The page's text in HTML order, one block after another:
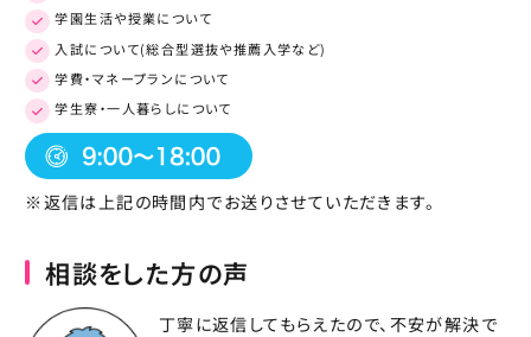
学園生活や授業について
入試について(総合型選抜や推薦入学など)
学費・マネープランについて
学生寮・一人暮らしについて
※返信は上記の時間内でお送りさせていただきます。
相談をした方の声
丁寧に返信してもらえたので、不安が解決で